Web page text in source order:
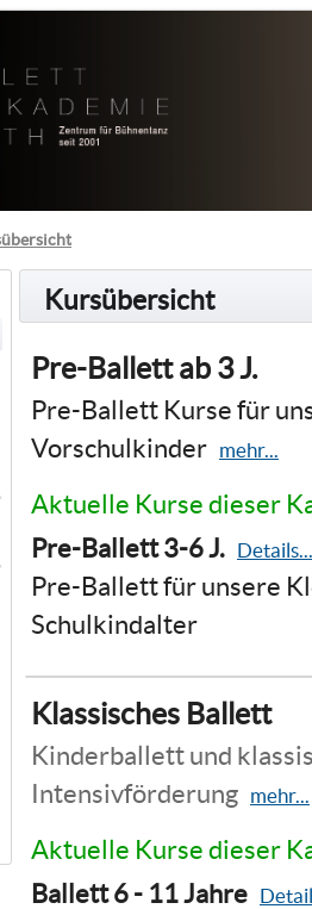
Kursübersicht
Pre-Ballett ab 3 J.
Pre-Ballett Kurse für
Vorschulkinder mehr...
Aktuelle Kurse dieser
Pre-Ballett 3-6 J. Details...
Pre-Ballett für unsere
Schulkindalter
Klassisches Ballett
Kinderballett und
Intensivförderung mehr...
Aktuelle Kurse dieser
Ballett 6 - 11 Jahre